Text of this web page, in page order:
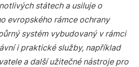
státech a usiluje o
evropského rámce ochrany
systém vybudovaný v rámci
i praktické služby, například
a další užitečné nástroje pro